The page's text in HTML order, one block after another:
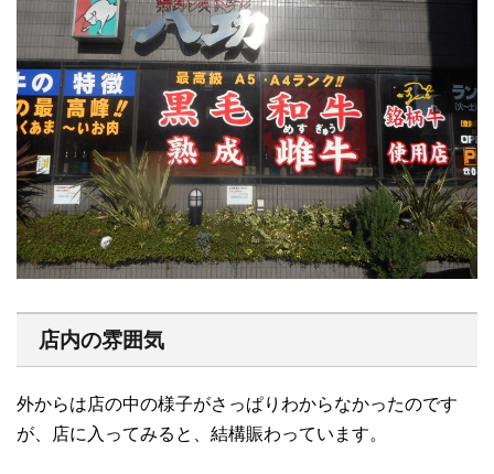
店内の雰囲気
外からは店の中の様子がさっぱりわからなかったのです
が、店に入ってみると、結構賑わっています。